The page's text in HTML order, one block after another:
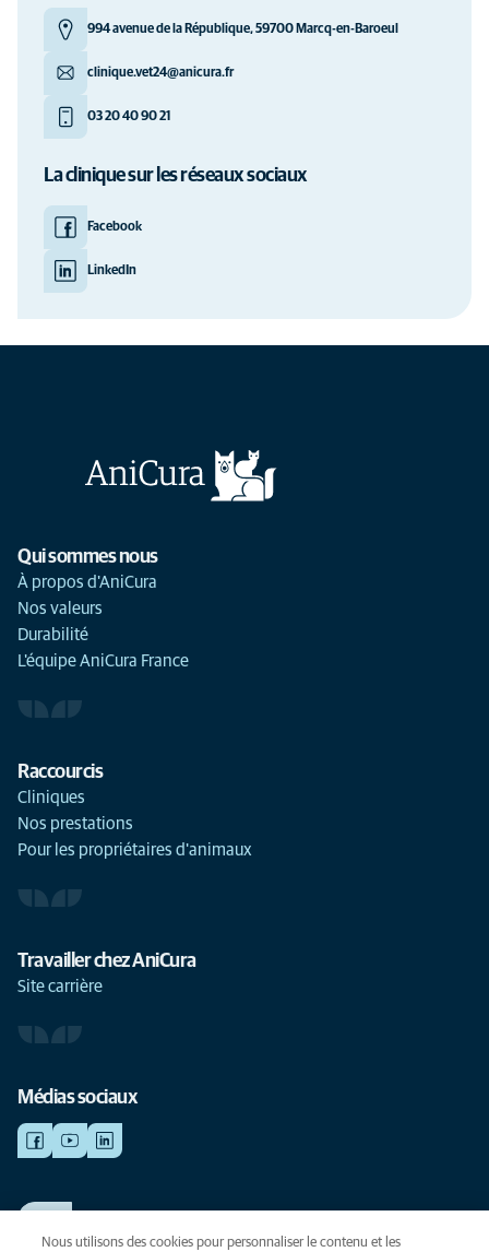
994 avenue de la République, 59700 Marcq-en-Baroeul
clinique.vet24@anicura.fr
03 20 40 90 21
La clinique sur les réseaux sociaux
Facebook
LinkedIn
Qui sommes nous
À propos d'AniCura
Nos valeurs
Durabilité
L'équipe AniCura France
Raccourcis
Cliniques
Nos prestations
Pour les propriétaires d'animaux
Travailler chez AniCura
Site carrière
Médias sociaux
Voir nos offres d'emploi
Nous utilisons des cookies pour personnaliser le contenu et les